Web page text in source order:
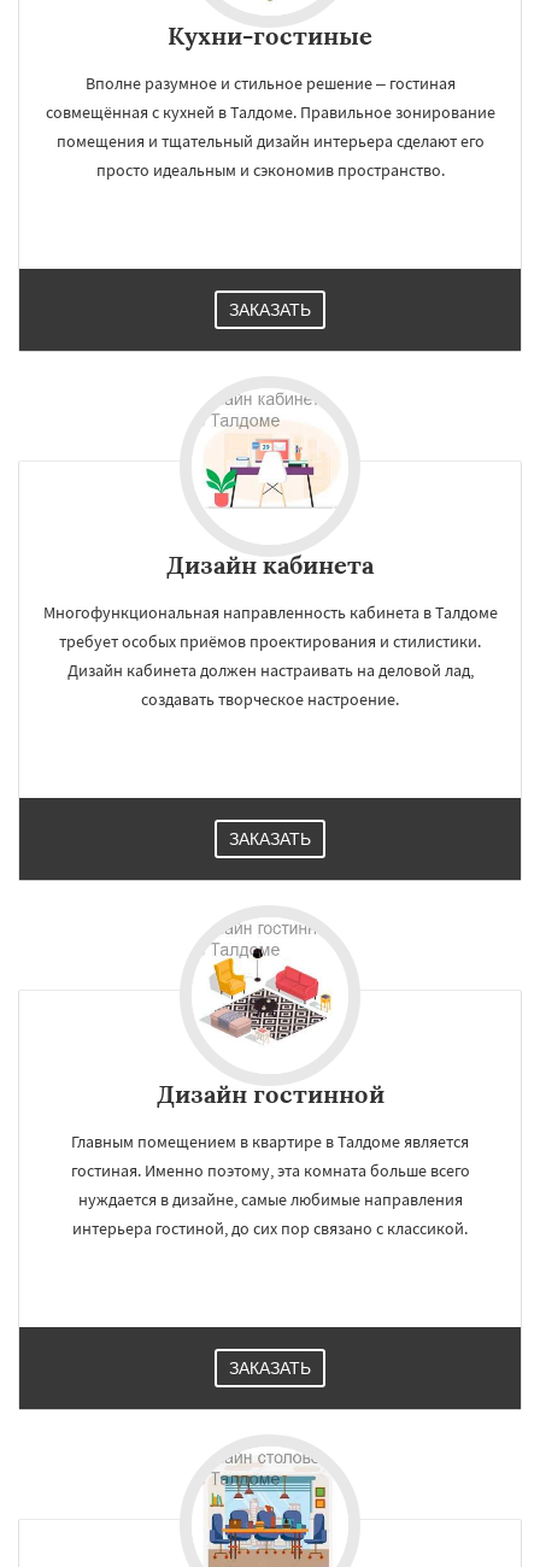
Кухни-гостиные
Вполне разумное и стильное решение – гостиная
совмещённая с кухней в Талдоме. Правильное зонирование
помещения и тщательный дизайн интерьера сделают его
просто идеальным и сэкономив пространство.
ЗАКАЗАТЬ
Дизайн кабинета
Многофункциональная направленность кабинета в Талдоме
требует особых приёмов проектирования и стилистики.
Дизайн кабинета должен настраивать на деловой лад,
создавать творческое настроение.
ЗАКАЗАТЬ
Дизайн гостинной
Главным помещением в квартире в Талдоме является
гостиная. Именно поэтому, эта комната больше всего
нуждается в дизайне, самые любимые направления
интерьера гостиной, до сих пор связано с классикой.
ЗАКАЗАТЬ